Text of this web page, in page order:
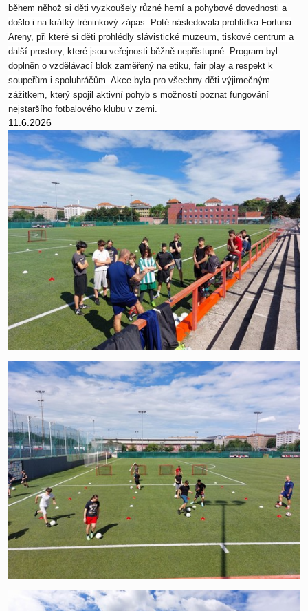
během něhož si děti vyzkoušely různé herní a pohybové dovednosti a
došlo i na krátký tréninkový zápas. Poté následovala prohlídka Fortuna
Areny, při které si děti prohlédly slávistické muzeum, tiskové centrum a
další prostory, které jsou veřejnosti běžně nepřístupné. Program byl
doplněn o vzdělávací blok zaměřený na etiku, fair play a respekt k
soupeřům i spoluhráčům. Akce byla pro všechny děti výjimečným
zážitkem, který spojil aktivní pohyb s možností poznat fungování
nejstaršího fotbalového klubu v zemi.
11.6.2026